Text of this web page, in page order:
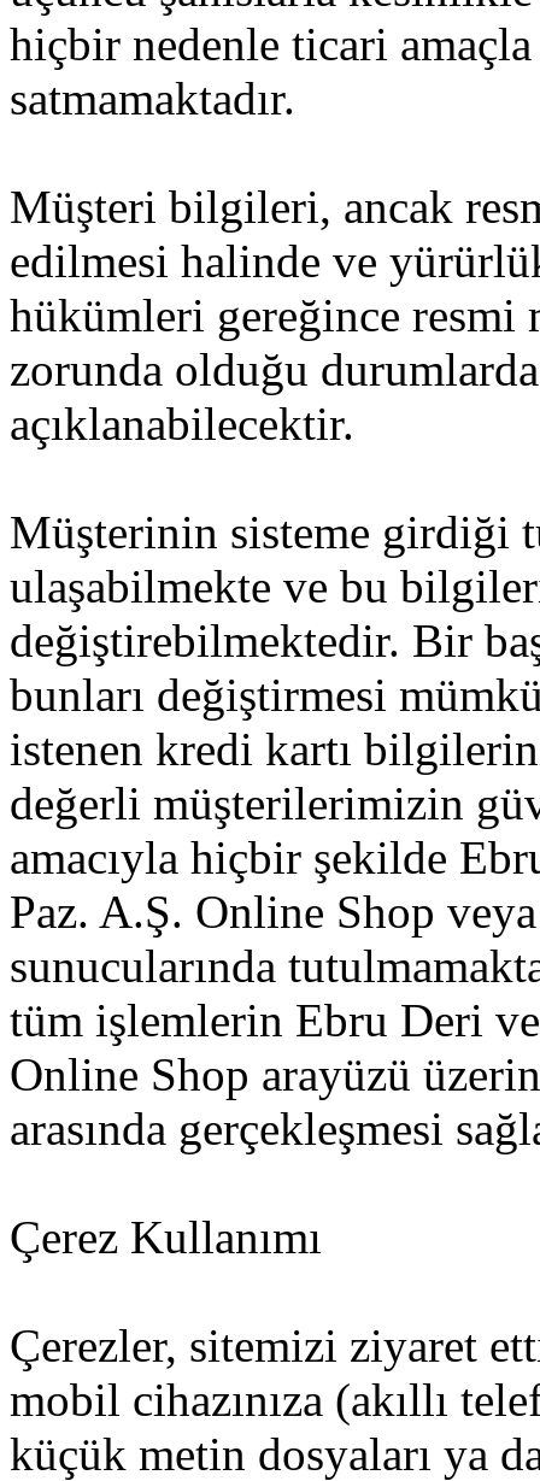
hiçbir nedenle ticari
satmamaktadır.
Müşteri bilgileri, ancak
edilmesi halinde ve
hükümleri gereğince resmi
zorunda olduğu
açıklanabilecektir.
Müşterinin sisteme girdiği
ulaşabilmekte ve bu
değiştirebilmektedir. Bir
bunları değiştirmesi
istenen kredi kartı
değerli müşterilerimizin
amacıyla hiçbir şekilde
Paz. A.Ş. Online Shop
sunucularında
tüm işlemlerin Ebru Deri
Online Shop arayüzü
arasında gerçekleşmesi
Çerez Kullanımı
Çerezler, sitemizi ziyaret
mobil cihazınıza (akıllı
küçük metin dosyaları ya